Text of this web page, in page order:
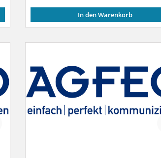
In den Warenkorb